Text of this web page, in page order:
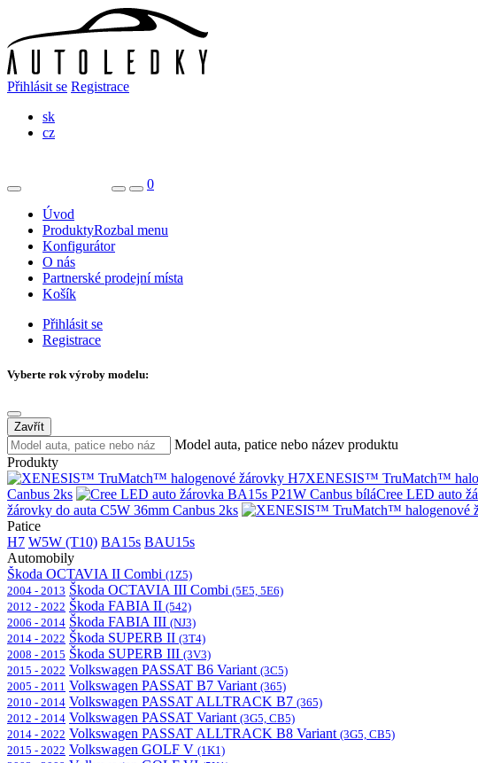
Přihlásit se Registrace
sk
cz
0
Úvod
ProduktyRozbal menu
Konfigurátor
O nás
Partnerské prodejní místa
Košík
Přihlásit se
Registrace
Vyberte rok výroby modelu:
Zavřít
Model auta, patice nebo název produktu
Produkty
XENESIS™ TruMatch™
Canbus 2ks
Cree LED auto
žárovky do auta C5W 36mm Canbus 2ks
Patice
H7 W5W (T10) BA15s BAU15s
Automobily
Škoda OCTAVIA II Combi (1Z5)
2004 - 2013 Škoda OCTAVIA III Combi (5E5, 5E6)
2012 - 2022 Škoda FABIA II (542)
2006 - 2014 Škoda FABIA III (NJ3)
2014 - 2022 Škoda SUPERB II (3T4)
2008 - 2015 Škoda SUPERB III (3V3)
2015 - 2022 Volkswagen PASSAT B6 Variant (3C5)
2005 - 2011 Volkswagen PASSAT B7 Variant (365)
2010 - 2014 Volkswagen PASSAT ALLTRACK B7 (365)
2012 - 2014 Volkswagen PASSAT Variant (3G5, CB5)
2014 - 2022 Volkswagen PASSAT ALLTRACK B8 Variant (3G5, CB5)
2015 - 2022 Volkswagen GOLF V (1K1)